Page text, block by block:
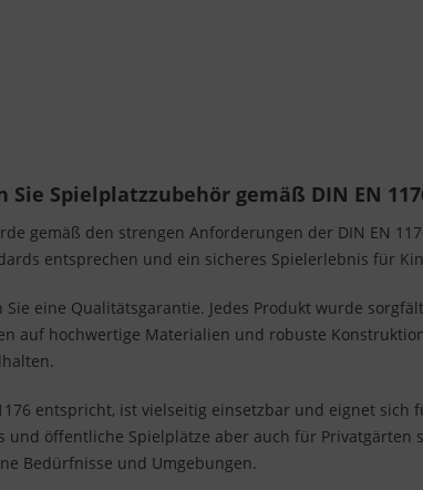
Spielplatzzubehör gemäß DIN EN
gemäß den strengen Anforderungen der DIN EN
entsprechen und ein sicheres Spielerlebnis für
eine Qualitätsgarantie. Jedes Produkt wurde
auf hochwertige Materialien und robuste
entspricht, ist vielseitig einsetzbar und eignet sich
und öffentliche Spielplätze aber auch für
Bedürfnisse und Umgebungen.